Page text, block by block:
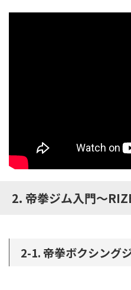
2. 帝拳ジム入門～
2-1. 帝拳ボクシング